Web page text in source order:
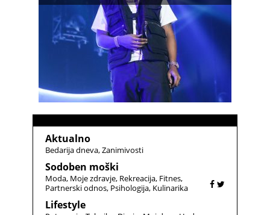
Aktualno
Bedarija dneva Zanimivosti
Sodoben moški
Moda Moje zdravje Rekreacija Fitnes
Partnerski odnos Psihologija Kulinarika
Lifestyle